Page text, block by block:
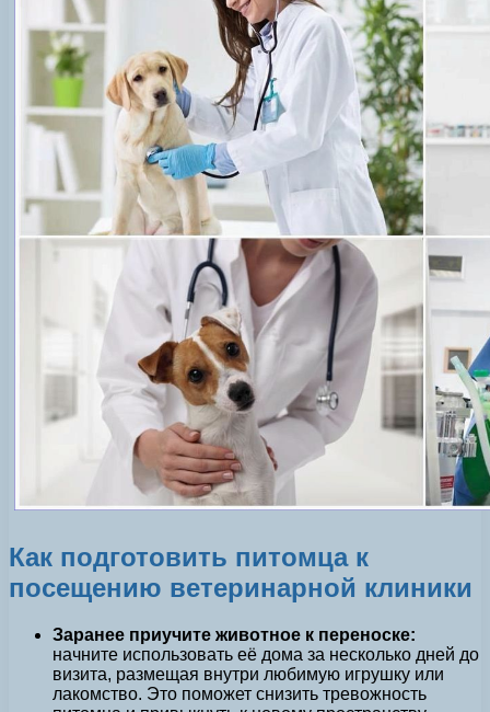
Как подготовить питомца к
посещению ветеринарной клиники
Заранее приучите животное к переноске:
начните использовать её дома за несколько дней до
визита, размещая внутри любимую игрушку или
лакомство. Это поможет снизить тревожность